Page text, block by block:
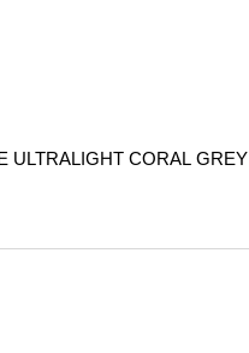
ULTRALIGHT CORAL GREY